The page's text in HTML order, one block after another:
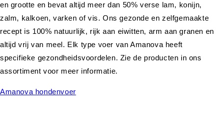
en grootte en bevat altijd meer dan 50% verse lam, konijn,
zalm, kalkoen, varken of vis. Ons gezonde en zelfgemaakte
recept is 100% natuurlijk, rijk aan eiwitten, arm aan granen en
altijd vrij van meel. Elk type voer van Amanova heeft
specifieke gezondheidsvoordelen. Zie de producten in ons
assortiment voor meer informatie.
Amanova hondenvoer